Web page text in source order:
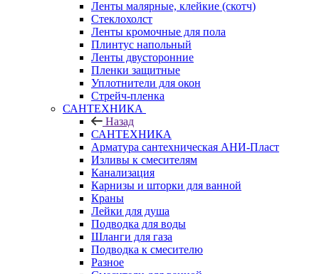
Ленты малярные, клейкие (скотч)
Стеклохолст
Ленты кромочные для пола
Плинтус напольный
Ленты двусторонние
Пленки защитные
Уплотнители для окон
Стрейч-пленка
САНТЕХНИКА
Назад
САНТЕХНИКА
Арматура сантехническая АНИ-Пласт
Изливы к смесителям
Канализация
Карнизы и шторки для ванной
Краны
Лейки для душа
Подводка для воды
Шланги для газа
Подводка к смесителю
Разное